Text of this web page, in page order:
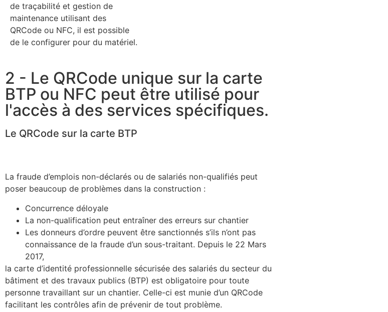
de traçabilité et gestion de
maintenance utilisant des
QRCode ou NFC, il est possible
de le configurer pour du matériel.
2 - Le QRCode unique sur la carte
BTP ou NFC peut être utilisé pour
l'accès à des services spécifiques.
Le QRCode sur la carte BTP
La fraude d’emplois non-déclarés ou de salariés non-qualifiés peut
poser beaucoup de problèmes dans la construction :
Concurrence déloyale
La non-qualification peut entraîner des erreurs sur chantier
Les donneurs d’ordre peuvent être sanctionnés s’ils n’ont pas
connaissance de la fraude d’un sous-traitant. Depuis le 22 Mars
2017,
la carte d’identité professionnelle sécurisée des salariés du secteur du
bâtiment et des travaux publics (BTP) est obligatoire pour toute
personne travaillant sur un chantier. Celle-ci est munie d’un QRCode
facilitant les contrôles afin de prévenir de tout problème.